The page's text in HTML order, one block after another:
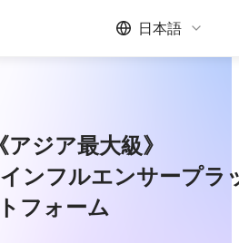
日本語
ジア最大級》
ンフルエンサープラ
トフォーム